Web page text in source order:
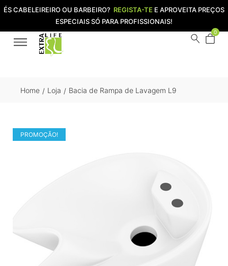
ÉS CABELEIREIRO OU BARBEIRO? REGISTA-TE E APROVEITA PREÇOS
ESPECIAIS SÓ PARA PROFISSIONAIS!
0
Home / Loja / Bacia de Rampa de Lavagem L9
PROMOÇÃO!